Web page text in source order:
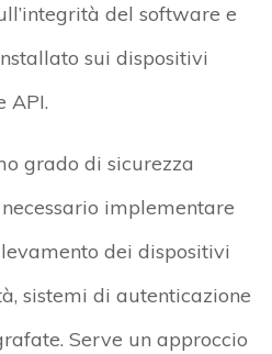
del software e
sui dispositivi
API.
grado di sicurezza
implementare
dei dispositivi
sistemi di autenticazione
Serve un approccio